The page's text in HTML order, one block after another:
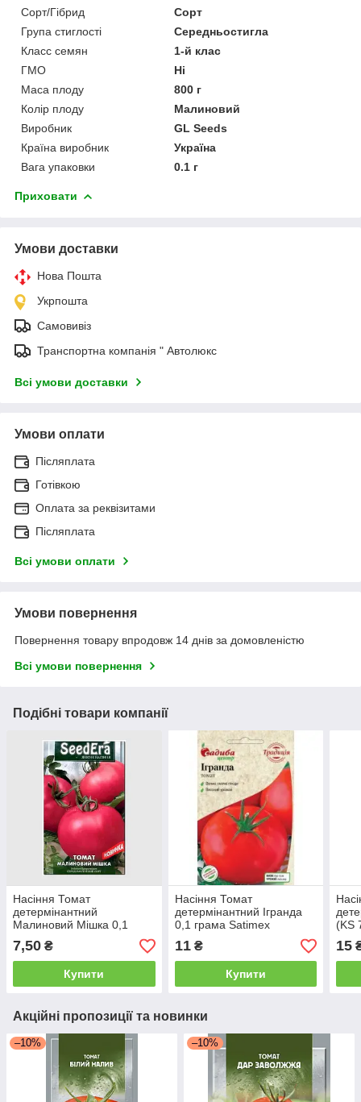
Сорт/Гібрид
Сорт
Група стиглості
Середньостигла
Класс семян
1-й клас
ГМО
Ні
Маса плоду
800 г
Колір плоду
Малиновий
Виробник
GL Seeds
Країна виробник
Україна
Вага упаковки
0.1 г
Приховати
Умови доставки
Нова Пошта
Укрпошта
Самовивіз
Транспортна компанія " Автолюкс
Всі умови доставки
Умови оплати
Післяплата
Готівкою
Оплата за реквізитами
Післяплата
Всі умови оплати
Умови повернення
Повернення товару впродовж 14 днів за домовленістю
Всі умови повернення
Подібні товари компанії
Насіння Томат
детермінантний
Малиновий Мішка 0,1
грама SeedEra
7,50 ₴
Купити
Насіння Томат
детермінантний Ігранда
0,1 грама Satimex
11₴
Купити
(KS
15
Акційні пропозиції та новинки
–10% –10%